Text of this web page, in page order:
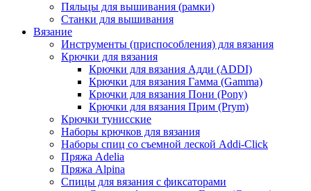
Пяльцы для вышивания (рамки)
Станки для вышивания
Вязание
Инструменты (приспособления) для вязания
Крючки для вязания
Крючки для вязания Адди (ADDI)
Крючки для вязания Гамма (Gamma)
Крючки для вязания Пони (Pony)
Крючки для вязания Прим (Prym)
Крючки тунисские
Наборы крючков для вязания
Наборы спиц со съемной леской Addi-Click
Пряжа Adelia
Пряжа Alpina
Спицы для вязания с фиксаторами